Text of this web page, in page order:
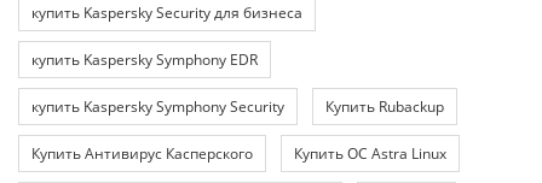
купить Kaspersky Security для бизнеса
купить Kaspersky Symphony EDR
купить Kaspersky Symphony Security Купить Rubackup
Купить Антивирус Касперского Купить ОС Astra Linux